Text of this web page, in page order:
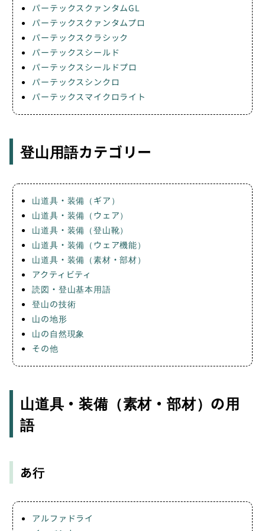
パーテックスクァンタムGL
パーテックスクァンタムプロ
パーテックスクラシック
パーテックスシールド
パーテックスシールドプロ
パーテックスシンクロ
パーテックスマイクロライト
登山用語カテゴリー
山道具・装備（ギア）
山道具・装備（ウェア）
山道具・装備（登山靴）
山道具・装備（ウェア機能）
山道具・装備（素材・部材）
アクティビティ
読図・登山基本用語
登山の技術
山の地形
山の自然現象
その他
山道具・装備（素材・部材）の用
語
あ行
アルファドライ